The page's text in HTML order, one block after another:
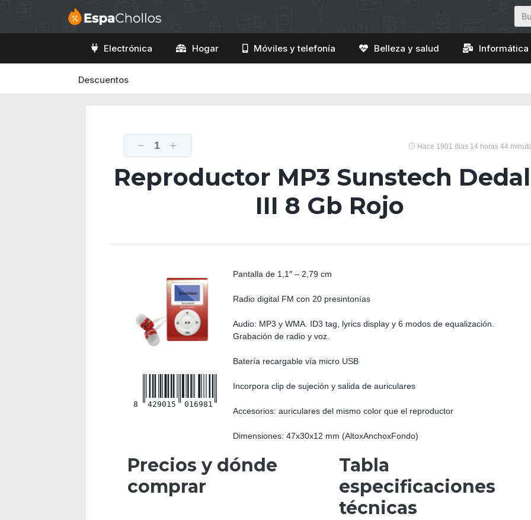
Electrónica Hogar Móviles y telefonía Belleza y salud
Descuentos
1 Hace 1901 dias 14 horas 44
Reproductor MP3 Sunstech
III 8 Gb Rojo
8 429015 016981
Pantalla de 1,1″ – 2,79 cm
Radio digital FM con 20 presintonías
Audio: MP3 y WMA. ID3 tag, lyrics display y 6 modos de equalización.
Grabación de radio y voz.
Batería recargable vía micro USB
Incorpora clip de sujeción y salida de auriculares
Accesorios: auriculares del mismo color que el reproductor
Dimensiones: 47x30x12 mm (AltoxAnchoxFondo)
Precios y dónde
comprar
Tabla
especificaciones
técnicas